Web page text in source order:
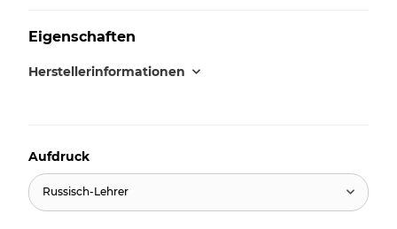
Eigenschaften
Herstellerinformationen
Aufdruck
Russisch-Lehrer